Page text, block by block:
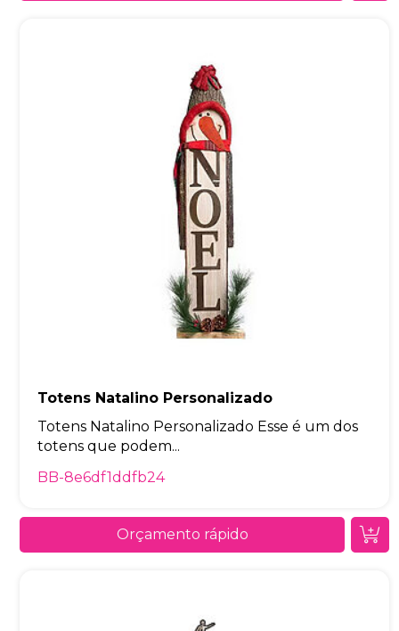
Totens Natalino Personalizado
Totens Natalino Personalizado Esse é um dos
totens que podem...
BB-8e6df1ddfb24
Orçamento rápido